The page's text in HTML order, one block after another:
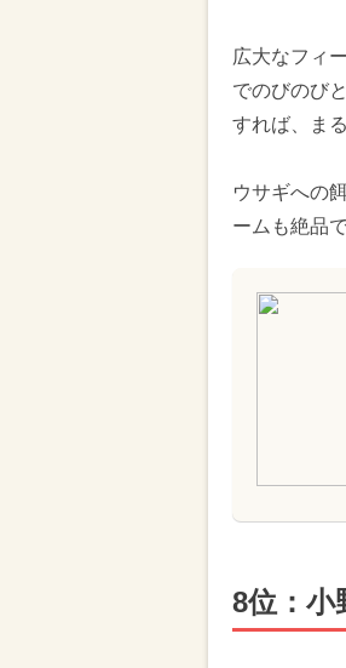
広大なフィ
でのびのび
すれば、ま
ウサギへの
ームも絶品で
8位：小